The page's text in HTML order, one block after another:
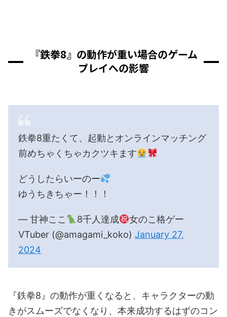
『鉄拳8』の動作が重い場合のゲーム
プレイへの影響
鉄拳8重たくて、起動とオンラインマッチング
前めちゃくちゃカクツキます
どうしたらいーのー
ゆうちきちゃー！！！
— 甘神ここ 8千人達成
女のこ格ゲー
VTuber (@amagami_koko) January 27,
2024
『鉄拳8』の動作が重くなると、キャラクターの動
きがスムーズでなくなり、本来成功するはずのコン